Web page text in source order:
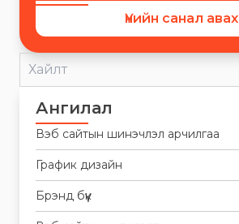
Үнийн санал авах
Ангилал
Вэб сайтын шинэчлэл арчилгаа
График дизайн
Брэнд бүүк